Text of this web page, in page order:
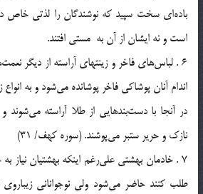
باده‌اي سخت سپيد كه نوشندگان را لذتي خاص
است و نه ايشان از آن به مستي افتند.
6 . لباس‌هاي فاخر و زينتهاي آراسته از ديگر
اندام آنان پوشاكي فاخر پوشانده مي‌شود و به
در آنجا با دست‌بندهايي از طلا آراسته مي‌شوند
نازك و حرير ستبر مي‌پوشند. (سوره كهف/ 31)
7 . خادمان بهشتي علي‌رغم اينكه بهشتيان نياز
طلب كنند حاضر مي‌شود ولي نوجواناني